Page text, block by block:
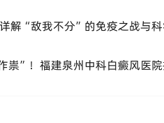
解“敌我不分”的免疫之战与
祟”！福建泉州中科白癜风医